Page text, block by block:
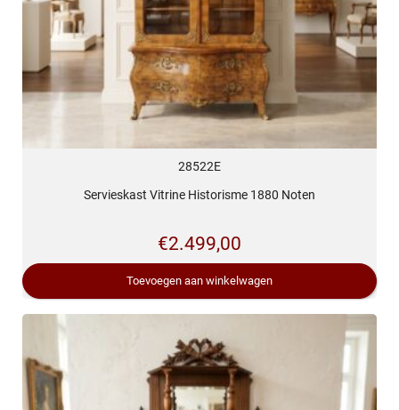
28522E
Servieskast Vitrine Historisme 1880 Noten
€2.499,00
Toevoegen aan winkelwagen